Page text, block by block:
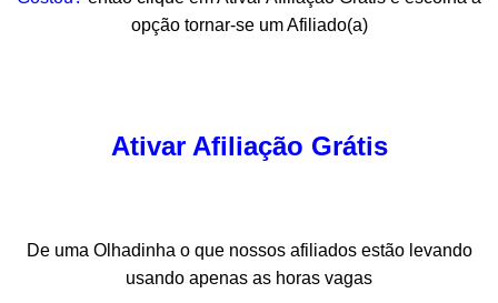
opção tornar-se um Afiliado(a)
Ativar Afiliação Grátis
De uma Olhadinha o que nossos afiliados estão levando
usando apenas as horas vagas